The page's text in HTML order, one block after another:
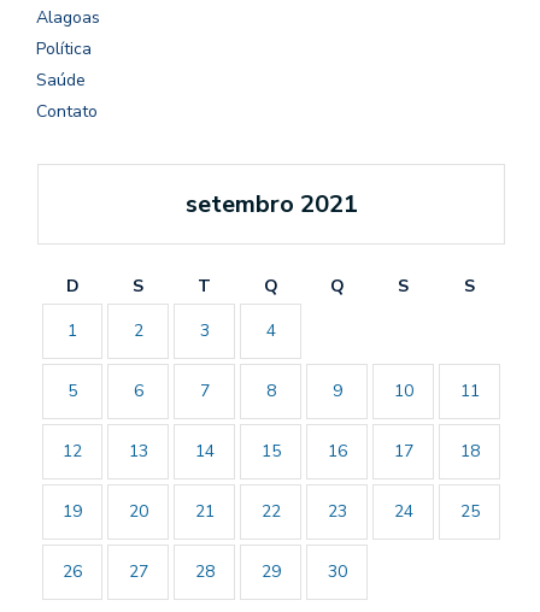
Alagoas
Política
Saúde
Contato
setembro 2021
D S T Q Q S
S
1
2 3 4
5 6 7 8 9 10 11
12 13 14 15 16 17 18
19 20 21 22 23 24 25
26 27 28 29 30